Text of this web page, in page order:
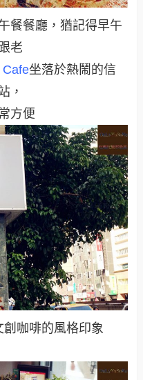
餐餐廳，猶記得早午
老
Cafe坐落於熱鬧的信
，
方便
咖啡的風格印象